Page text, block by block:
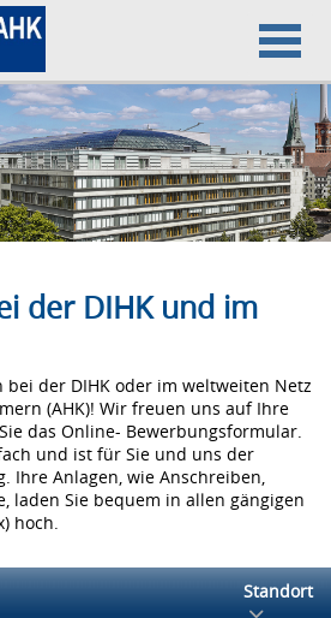
der DIHK und im
der DIHK oder im weltweiten Netz
(AHK)! Wir freuen uns auf Ihre
das Online- Bewerbungsformular.
und ist für Sie und uns der
Ihre Anlagen, wie Anschreiben,
laden Sie bequem in allen gängigen
hoch.
Standort